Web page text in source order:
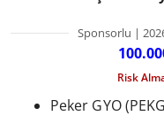
Sponsorlu |
Risk
Peker GYO